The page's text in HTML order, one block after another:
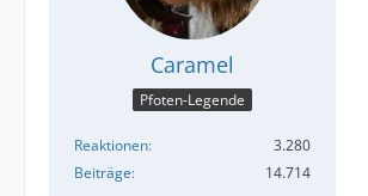
Caramel
Pfoten-Legende
Reaktionen
3.280
Beiträge
14.714